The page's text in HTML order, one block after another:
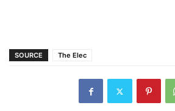
SOURCE The Elec